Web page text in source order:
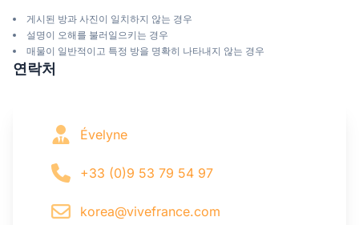
게시된 방과 사진이 일치하지 않는 경우
설명이 오해를 불러일으키는 경우
매물이 일반적이고 특정 방을 명확히 나타내지 않는 경우
연락처
Évelyne
+33 (0)9 53 79 54 97
korea@vivefrance.com